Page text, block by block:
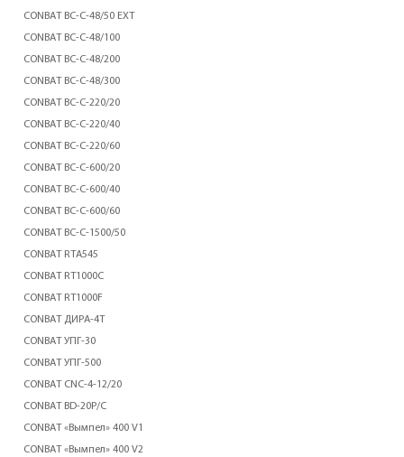
CONBAT BC-C-48/50 EXT
CONBAT BC-C-48/100
CONBAT BC-C-48/200
CONBAT BC-C-48/300
CONBAT BC-C-220/20
CONBAT BC-C-220/40
CONBAT BC-C-220/60
CONBAT BC-C-600/20
CONBAT BC-C-600/40
CONBAT BC-C-600/60
CONBAT BC-C-1500/50
CONBAT RTA545
CONBAT RT1000C
CONBAT RT1000F
CONBAT ДИРА-4Т
CONBAT УПГ-30
CONBAT УПГ-500
CONBAT CNC-4-12/20
CONBAT BD-20P/C
CONBAT «Вымпел» 400 V1
CONBAT «Вымпел» 400 V2